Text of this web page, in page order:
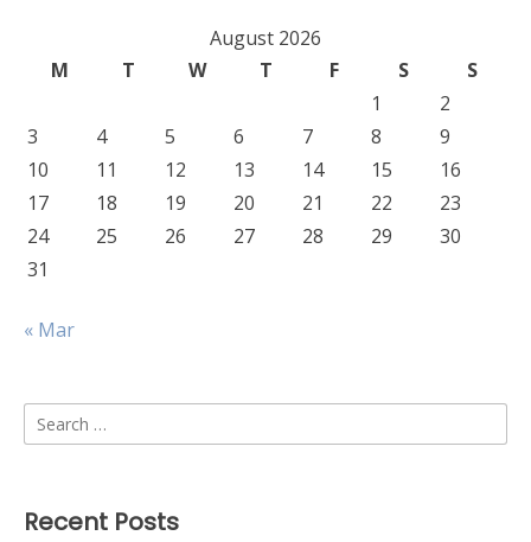
August 2026
M
T W T F S
S
1
2
3
4 5 6 7 8
9
10
11 12 13 14 15
16
17
18 19 20 21 22
23
24
25 26 27 28 29
30
31
« Mar
Search
for:
Recent Posts